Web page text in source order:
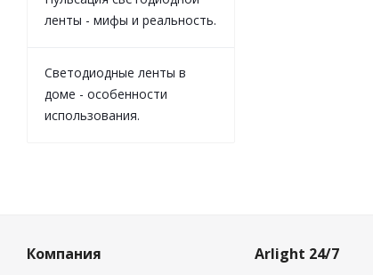
ленты - мифы и реальность.
Светодиодные ленты в
доме - особенности
использования.
Компания Arlight 24/7